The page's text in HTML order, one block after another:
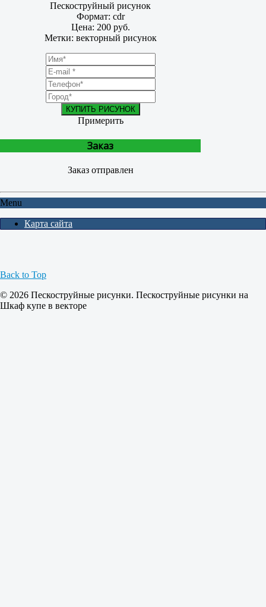
Пескоструйный рисунок
Формат: cdr
Цена: 200 руб.
Метки: векторный рисунок
КУПИТЬ РИСУНОК
Примерить
Заказ
Заказ отправлен
Menu
Карта сайта
Back to Top
© 2026 Пескоструйные рисунки. Пескоструйные рисунки на
Шкаф купе в векторе